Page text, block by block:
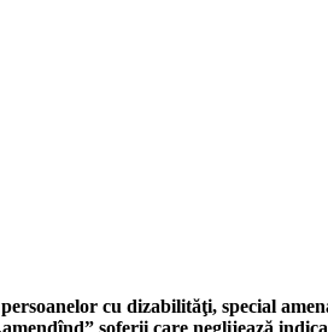
cu dizabilităţi, special